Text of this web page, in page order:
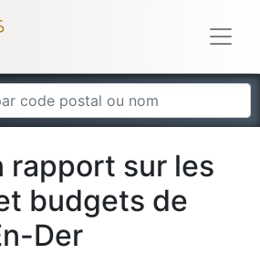
rapport sur les
budgets de
Der